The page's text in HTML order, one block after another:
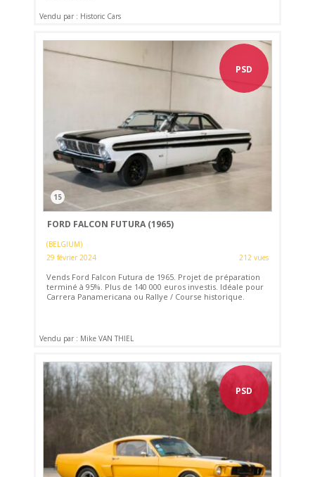
Vendu par : Historic Cars
PSD
15
FORD FALCON FUTURA (1965)
(BELGIUM)
29 février 2024
212 vues
Vends Ford Falcon Futura de 1965. Projet de préparation
terminé à 95%. Plus de 140 000 euros investis. Idéale pour
Carrera Panamericana ou Rallye / Course historique.
Vendu par : Mike VAN THIEL
PSD